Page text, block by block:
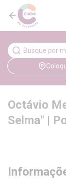
Octávio
Selma" |